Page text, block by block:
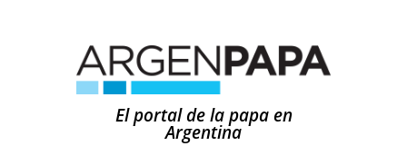
El portal de la papa en
Argentina